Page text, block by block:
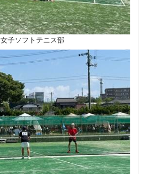
女子ソフトテニス部